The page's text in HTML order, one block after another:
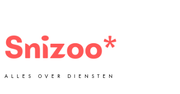
ALLES OVER DIENSTEN